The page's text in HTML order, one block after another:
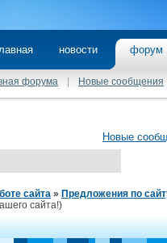
новости
форума Новые сообщения
Новые
сайта » Предложения по
сайта!)